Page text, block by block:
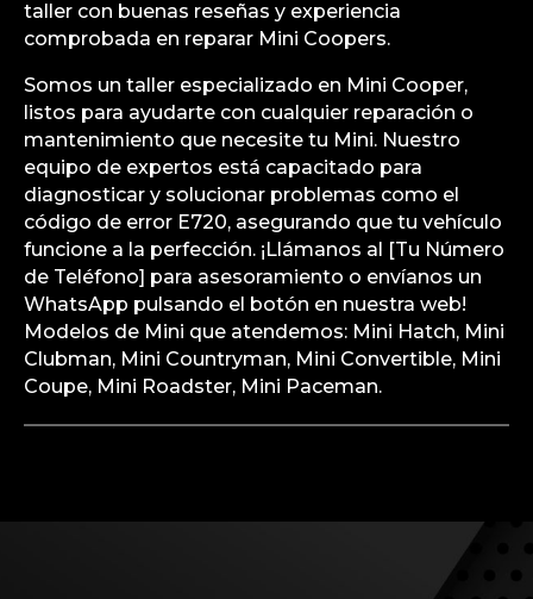
taller con buenas reseñas y experiencia
comprobada en reparar Mini Coopers.
Somos un taller especializado en Mini Cooper,
listos para ayudarte con cualquier reparación o
mantenimiento que necesite tu Mini. Nuestro
equipo de expertos está capacitado para
diagnosticar y solucionar problemas como el
código de error E720, asegurando que tu vehículo
funcione a la perfección. ¡Llámanos al [Tu Número
de Teléfono] para asesoramiento o envíanos un
WhatsApp pulsando el botón en nuestra web!
Modelos de Mini que atendemos: Mini Hatch, Mini
Clubman, Mini Countryman, Mini Convertible, Mini
Coupe, Mini Roadster, Mini Paceman.